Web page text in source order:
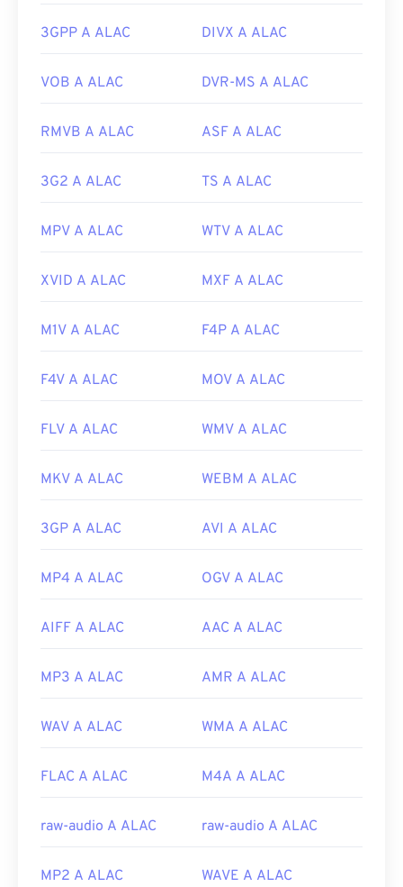
Link utili:
3GPP A ALAC DIVX A ALAC
VOB A ALAC DVR-MS A ALAC
RMVB A ALAC ASF A ALAC
3G2 A ALAC TS A ALAC
MPV A ALAC WTV A ALAC
XVID A ALAC MXF A ALAC
M1V A ALAC F4P A ALAC
F4V A ALAC MOV A ALAC
FLV A ALAC WMV A ALAC
MKV A ALAC WEBM A ALAC
3GP A ALAC AVI A ALAC
MP4 A ALAC OGV A ALAC
AIFF A ALAC AAC A ALAC
MP3 A ALAC AMR A ALAC
WAV A ALAC WMA A ALAC
FLAC A ALAC M4A A ALAC
raw-audio A ALAC raw-audio A ALAC
MP2 A ALAC WAVE A ALAC